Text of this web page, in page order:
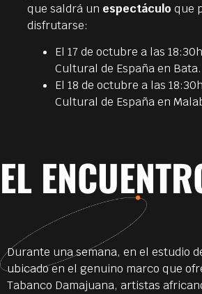
que saldrá un espectáculo que
disfrutarse:
El 17 de octubre a las
Cultural de España en Bata.
El 18 de octubre a las
Cultural de España en
EL
Durante una semana, en el estudio
ubicado en el genuino marco que
Tabanco Damajuana, artistas